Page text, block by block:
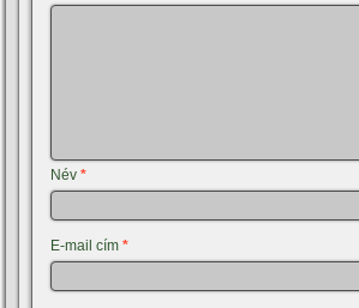
Név*
E-mail cím*